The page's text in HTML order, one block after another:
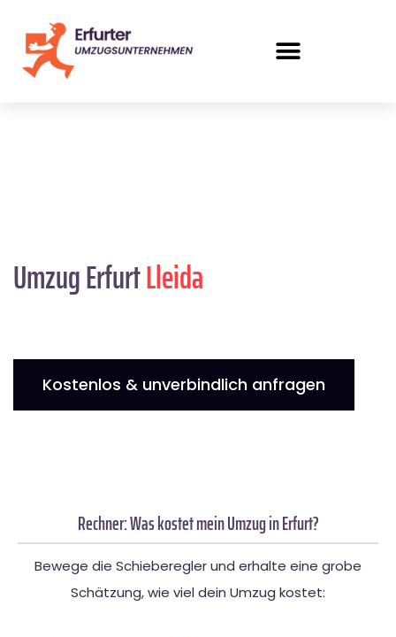
Umzug ErfurtLleida
Kostenlos & unverbindlich anfragen
Rechner: Was kostet mein Umzug in Erfurt?
Bewege die Schieberegler und erhalte eine grobe
Schätzung, wie viel dein Umzug kostet: